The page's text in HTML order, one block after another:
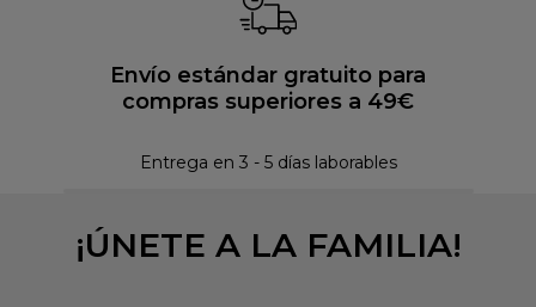
Envío estándar gratuito para
compras superiores a 49€
Entrega en 3 - 5 días laborables
¡ÚNETE A LA FAMILIA!